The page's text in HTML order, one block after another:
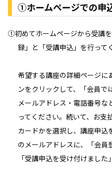
①ホームページでの申
①初めてホームページから受講
録」と「受講申込」を行って
希望する講座の詳細ページに
ンをクリックして、「会員で
メールアドレス・電話番号
ってください。続いて、お支
カードかを選択し、講座申
のメールアドレスに、「会員
「受講申込を受け付けました